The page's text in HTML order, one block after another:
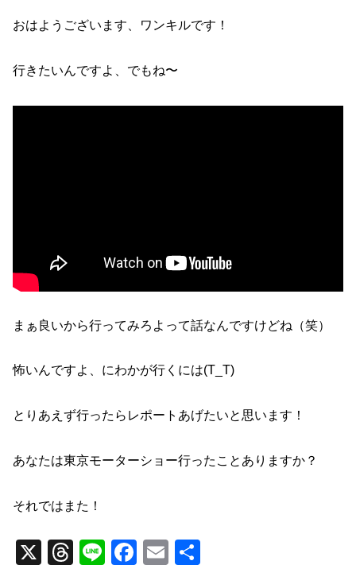
e
a
s
e
c
e
b
o
ail
おはようございます、ワンキルです！
行きたいんですよ、でもね〜
まぁ良いから行ってみろよって話なんですけどね（笑）
怖いんですよ、にわかが行くには(T_T)
とりあえず行ったらレポートあげたいと思います！
あなたは東京モーターショー行ったことありますか？
それではまた！
X
T
Li
F
E